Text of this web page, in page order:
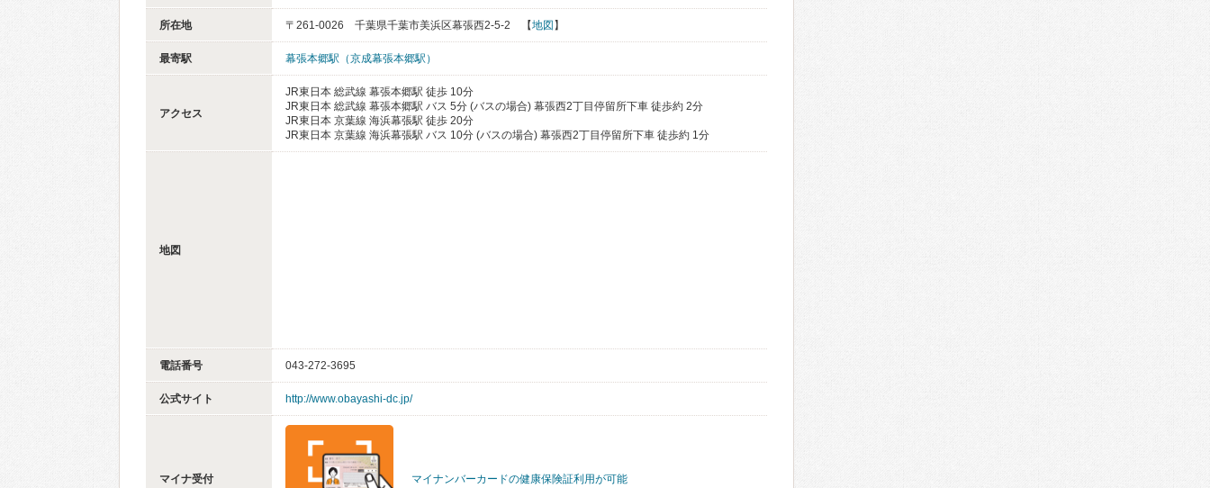
所在地 〒261-0026 千葉県千葉市美浜区幕張西2-5-2 【地図 】
最寄駅 幕張本郷駅（京成幕張本郷駅）
アクセス
JR東日本 総武線 幕張本郷駅 徒歩 10分
JR東日本 総武線 幕張本郷駅 バス 5分 (バスの場合) 幕張西2丁目停留所下車 徒歩約 2分
JR東日本 京葉線 海浜幕張駅 徒歩 20分
JR東日本 京葉線 海浜幕張駅 バス 10分 (バスの場合) 幕張西2丁目停留所下車 徒歩約 1分
地図
電話番号 043-272-3695
公式サイト http://www.obayashi-dc.jp/
マイナ受付 マイナンバーカードの健康保険証利用が可能